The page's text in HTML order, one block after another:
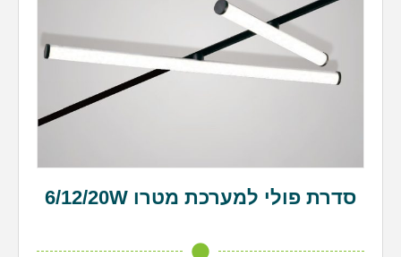
סדרת פולי למערכת מטרו 6/12/20W